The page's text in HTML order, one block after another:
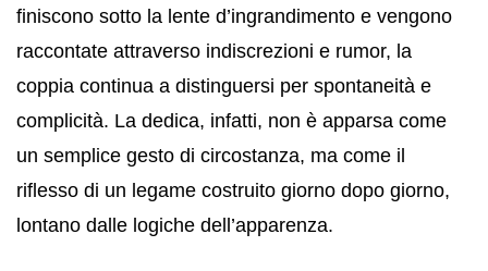
finiscono sotto la lente d’ingrandimento e vengono
raccontate attraverso indiscrezioni e rumor, la
coppia continua a distinguersi per spontaneità e
complicità. La dedica, infatti, non è apparsa come
un semplice gesto di circostanza, ma come il
riflesso di un legame costruito giorno dopo giorno,
lontano dalle logiche dell’apparenza.